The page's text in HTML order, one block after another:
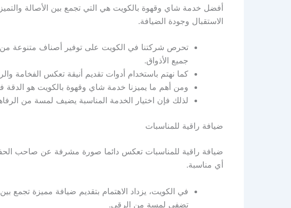
أفضل خدمة شاي وقهوة بالكويت هي التي تجمع بين الأصالة
الاستقبال وجودة الضيافة.
تحرص شركتنا في الكويت على توفير أصناف متنوعة من
جميع الأذواق.
كما نهتم باستخدام أدوات تقديم أنيقة تعكس الفخامة
ومن أهم ما يميزنا خدمة شاي وقهوة بالكويت هو الدقة
لذلك فإن اختيار الخدمة المناسبة يضيف لمسة من
ضيافة راقية للمناسبات
ضيافة راقية للمناسبات تعكس دائما صورة مشرفة عن صاحب
أي مناسبة.
في الكويت، يزداد الاهتمام بتقديم ضيافة مميزة تجمع
تضفي لمسة من الرقي.